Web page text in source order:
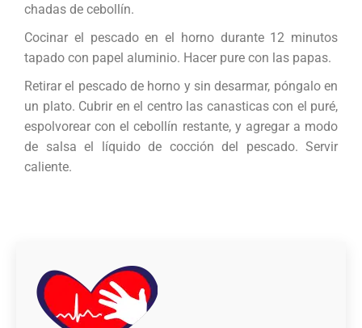
chadas de cebollín.
Cocinar el pescado en el horno durante 12 minutos
tapado con papel aluminio. Hacer pure con las papas.
Retirar el pescado de horno y sin desarmar, póngalo en
un plato. Cubrir en el centro las canasticas con el puré,
espolvorear con el cebollín restante, y agregar a modo
de salsa el líquido de cocción del pescado. Servir
caliente.